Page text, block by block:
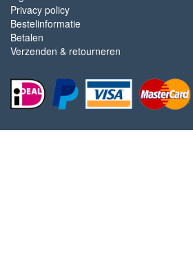
Privacy policy
Bestelinformatie
Betalen
Verzenden & retourneren